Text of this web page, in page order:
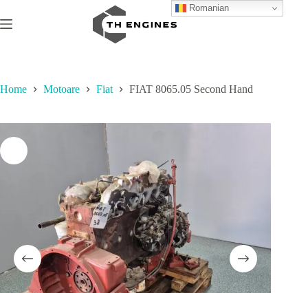
to
content
Home Motoare Fiat FIAT 8065.05 Second Hand
Romanian